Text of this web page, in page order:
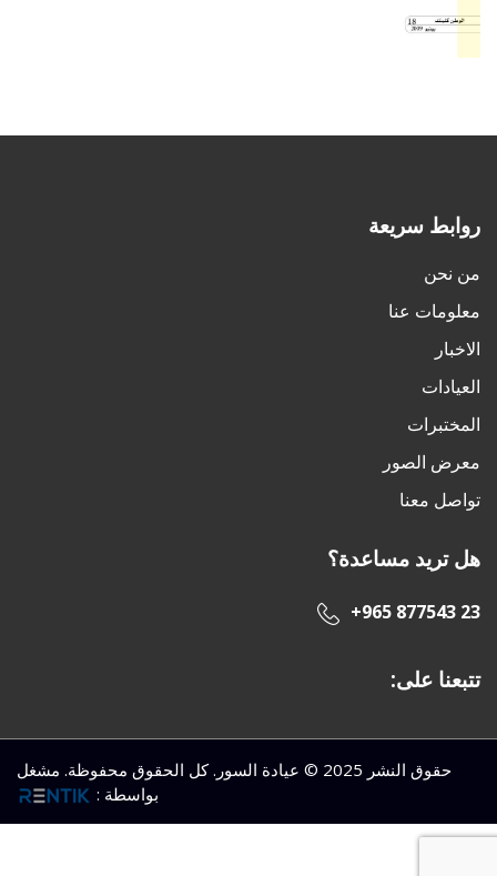
روابط سريعة
من نحن
معلومات عنا
الاخبار
العيادات
المختبرات
معرض الصور
تواصل معنا
هل تريد مساعدة؟
+965 877543 23
تتبعنا على:
حقوق النشر 2025 © عيادة السور. كل الحقوق محفوظة. مشغل
بواسطة :